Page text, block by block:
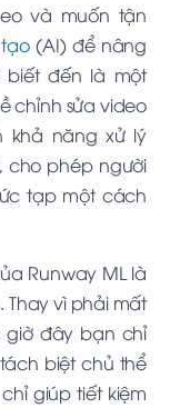
và muốn tận
(AI) để nâng
đến là một
chỉnh sửa video
khả năng xử lý
cho phép người
tạp một cách
Runway ML là
vì phải mất
giờ đây bạn chỉ
biệt chủ thể
giúp tiết kiệm